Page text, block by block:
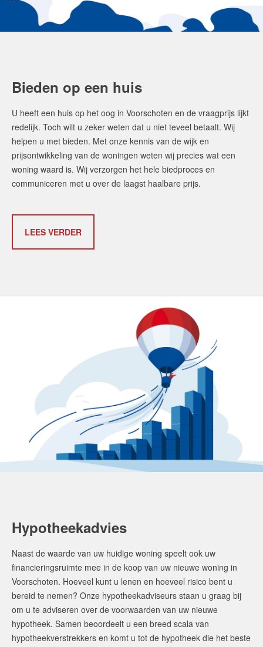
Bieden op een huis
U heeft een huis op het oog in Voorschoten en de vraagprijs lijkt
redelijk. Toch wilt u zeker weten dat u niet teveel betaalt. Wij
helpen u met bieden. Met onze kennis van de wijk en
prijsontwikkeling van de woningen weten wij precies wat een
woning waard is. Wij verzorgen het hele biedproces en
communiceren met u over de laagst haalbare prijs.
LEES VERDER
Hypotheekadvies
Naast de waarde van uw huidige woning speelt ook uw
financieringsruimte mee in de koop van uw nieuwe woning in
Voorschoten. Hoeveel kunt u lenen en hoeveel risico bent u
bereid te nemen? Onze hypotheekadviseurs staan u graag bij
om u te adviseren over de voorwaarden van uw nieuwe
hypotheek. Samen beoordeelt u een breed scala van
hypotheekverstrekkers en komt u tot de hypotheek die het beste